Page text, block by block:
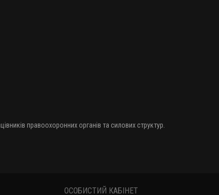
правоохоронних органів та силових структур.
ОСОБИСТИЙ КАБІНЕТ